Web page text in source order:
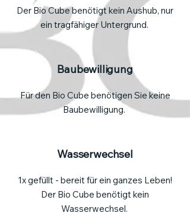
Der Bio Cube benötigt kein Aushub, nur
ein tragfähiger Untergrund.
Baubewilligung
Für den Bio Cube benötigen Sie keine
Baubewilligung.
Wasserwechsel
1x gefüllt - bereit für ein ganzes Leben!
Der Bio Cube benötigt kein
Wasserwechsel.